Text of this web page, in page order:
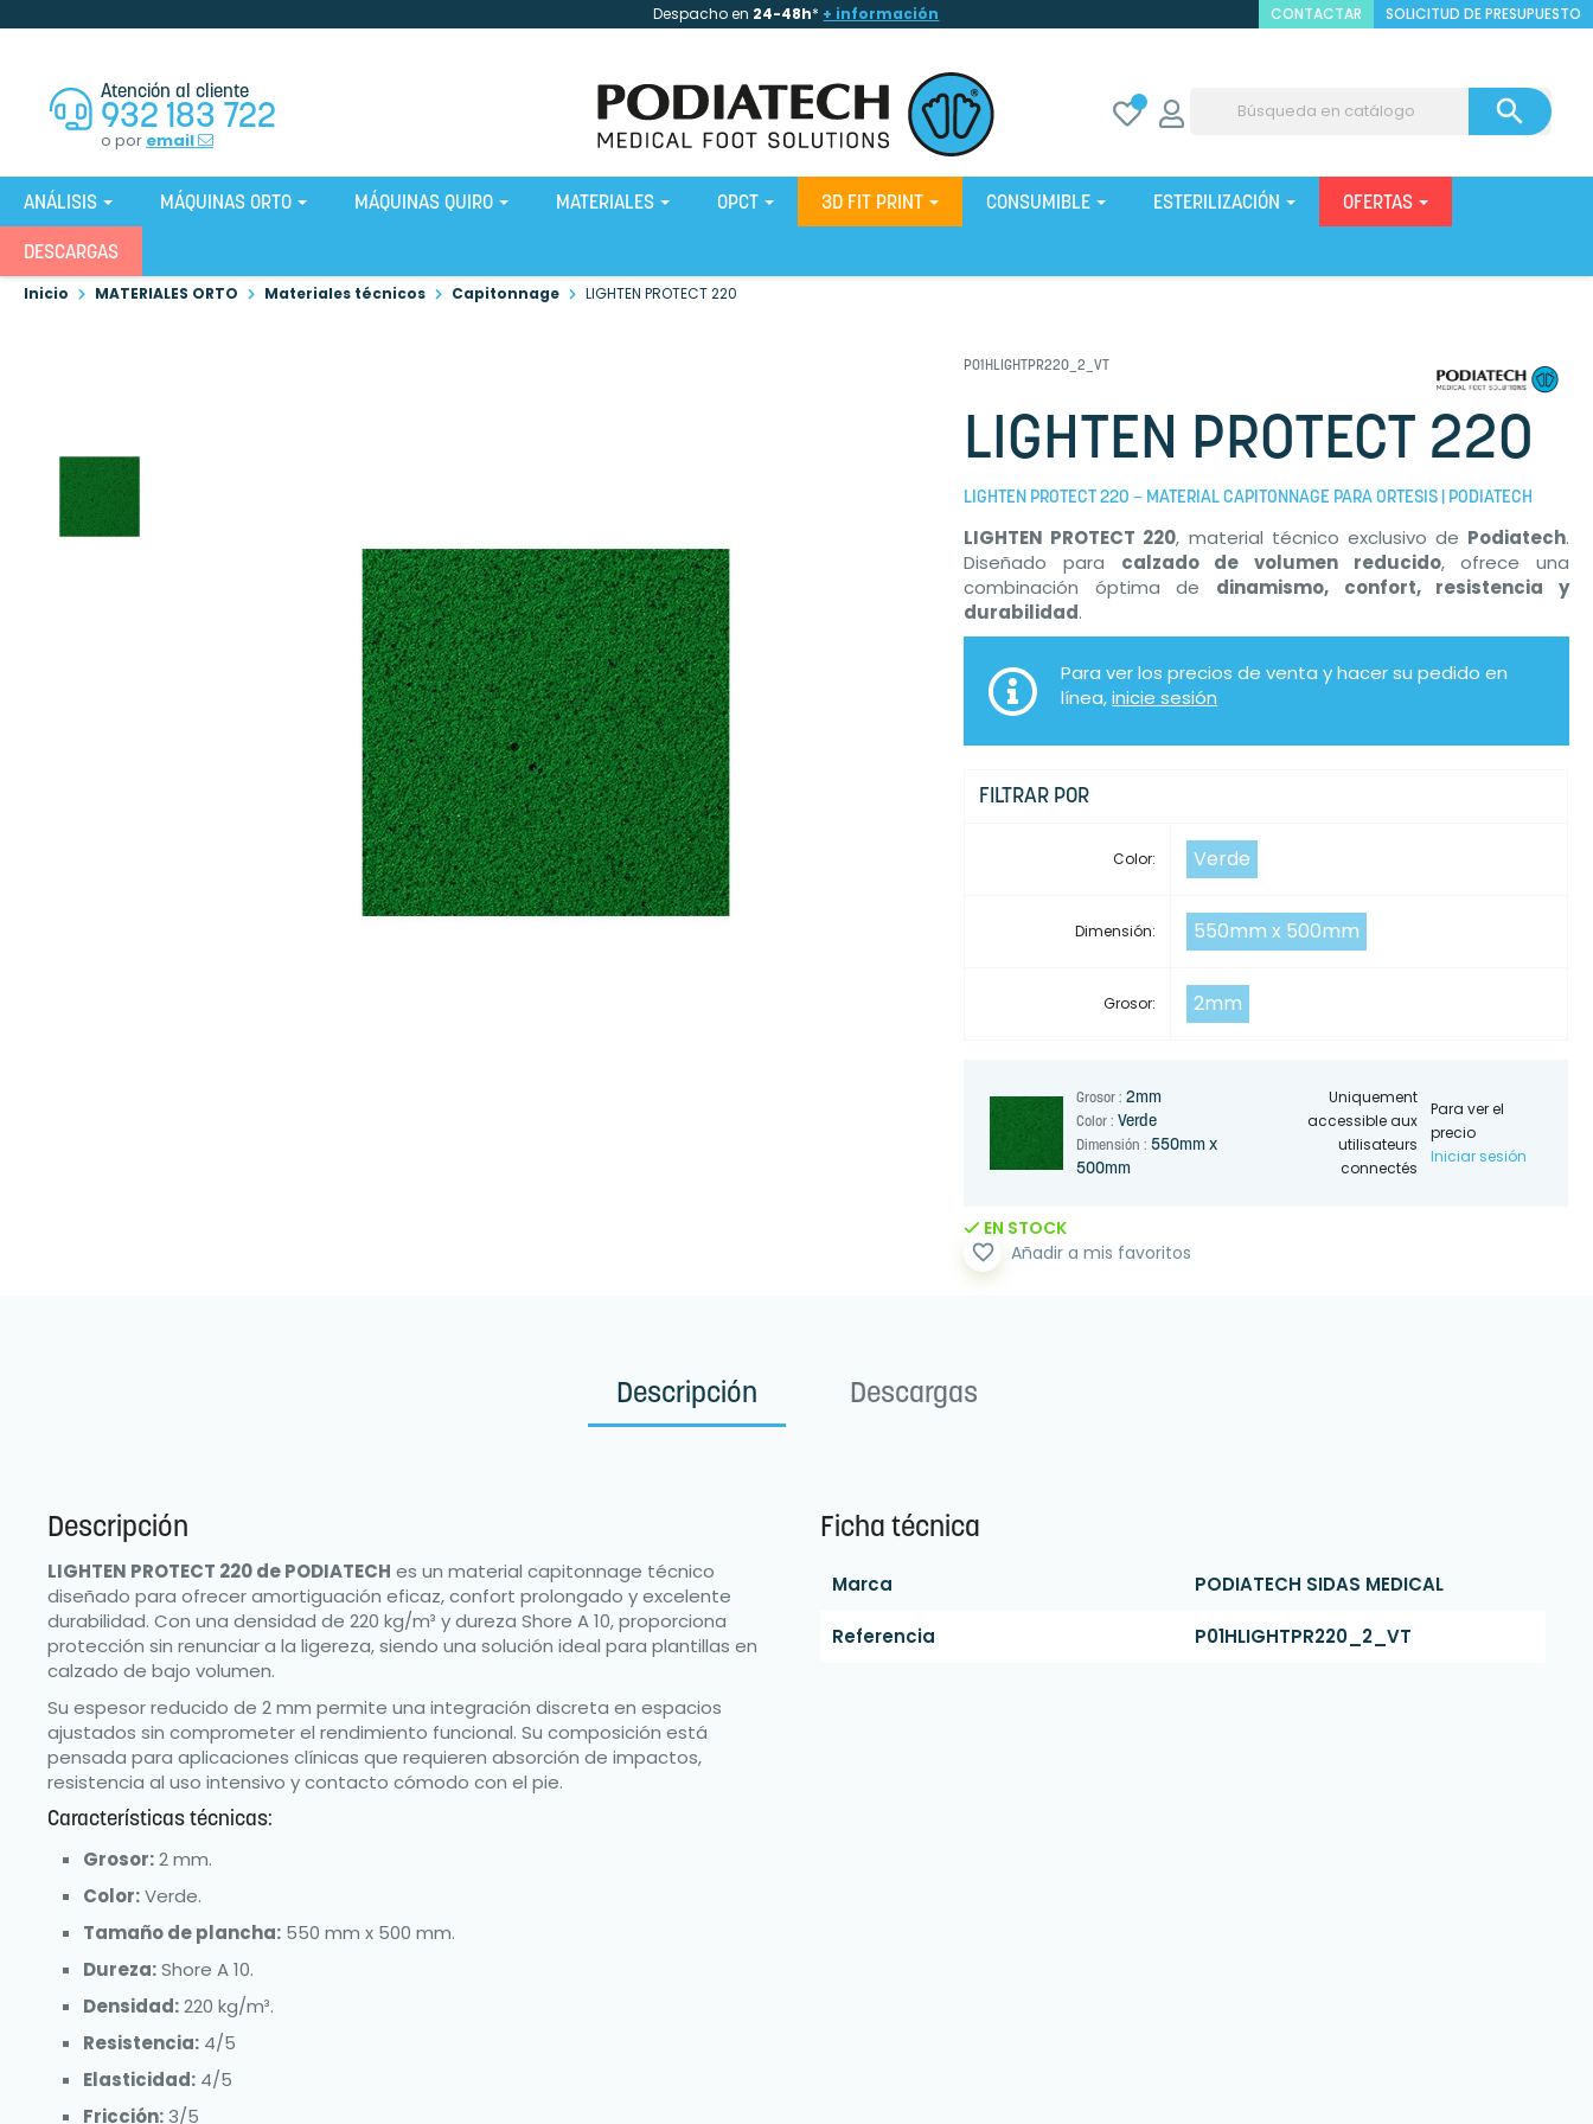
Despacho en 24-48h* + información CONTACTAR SOLICITUD DE PRESUPUESTO
Atención al cliente
932 183 722
o por email

ANÁLISIS MÁQUINAS ORTO MÁQUINAS QUIRO MATERIALES OPCT 3D FIT PRINT CONSUMIBLE ESTERILIZACIÓN OFERTAS
DESCARGAS
Inicio MATERIALES ORTO Materiales técnicos Capitonnage LIGHTEN PROTECT 220
P01HLIGHTPR220_2_VT
LIGHTEN PROTECT 220
LIGHTEN PROTECT 220 – MATERIAL CAPITONNAGE PARA ORTESIS | PODIATECH
LIGHTEN PROTECT 220, material técnico exclusivo de Podiatech.
Diseñado para calzado de volumen reducido, ofrece una
combinación óptima de dinamismo, confort, resistencia y
durabilidad.
Para ver los precios de venta y hacer su pedido en
línea,inicie sesión
FILTRAR POR
Color: Verde
Dimensión: 550mm x 500mm
Grosor: 2mm
Grosor : 2mm
Color : Verde
Dimensión : 550mm x
500mm
Uniquement
accessible aux
utilisateurs
connectés
Para ver el
precio
Iniciar sesión
EN STOCK
favorite_border Añadir a mis favoritos
Descripción Descargas
Descripción
LIGHTEN PROTECT 220 de PODIATECH es un material capitonnage técnico
diseñado para ofrecer amortiguación eficaz, confort prolongado y excelente
durabilidad. Con una densidad de 220 kg/m³ y dureza Shore A 10, proporciona
protección sin renunciar a la ligereza, siendo una solución ideal para plantillas en
calzado de bajo volumen.
Su espesor reducido de 2 mm permite una integración discreta en espacios
ajustados sin comprometer el rendimiento funcional. Su composición está
pensada para aplicaciones clínicas que requieren absorción de impactos,
resistencia al uso intensivo y contacto cómodo con el pie.
Características técnicas:
Grosor:2 mm.
Color:Verde.
Tamaño de plancha: 550 mm x 500 mm.
Dureza:Shore A 10.
Densidad:220 kg/m³.
Resistencia: 4/5
Elasticidad: 4/5
Fricción:3/5
Ficha técnica
Marca PODIATECH SIDAS MEDICAL
Referencia P01HLIGHTPR220_2_VT